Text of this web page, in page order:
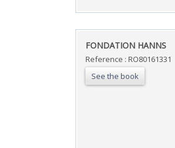
‎FONDATION HANNS‎
Reference : RO80161331
See the book